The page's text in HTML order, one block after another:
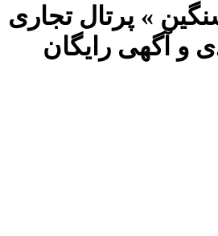
» پرتال تجاری
و آگهی رایگان